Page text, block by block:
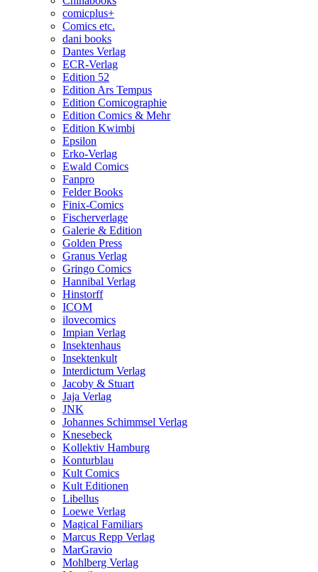
comicplus+
Comics etc.
dani books
Dantes Verlag
ECR-Verlag
Edition 52
Edition Ars Tempus
Edition Comicographie
Edition Comics & Mehr
Edition Kwimbi
Epsilon
Erko-Verlag
Ewald Comics
Fanpro
Felder Books
Finix-Comics
Fischerverlage
Galerie & Edition
Golden Press
Granus Verlag
Gringo Comics
Hannibal Verlag
Hinstorff
ICOM
ilovecomics
Impian Verlag
Insektenhaus
Insektenkult
Interdictum Verlag
Jacoby & Stuart
Jaja Verlag
JNK
Johannes Schimmsel Verlag
Knesebeck
Kollektiv Hamburg
Konturblau
Kult Comics
Kult Editionen
Libellus
Loewe Verlag
Magical Familiars
Marcus Repp Verlag
MarGravio
Mohlberg Verlag